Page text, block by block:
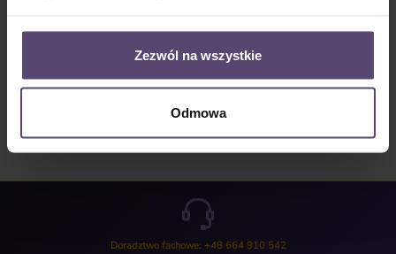
Zezwól na wszystkie
Odmowa
Opinie/Recenzje
Doradztwo fachowe: +48 664 910 542